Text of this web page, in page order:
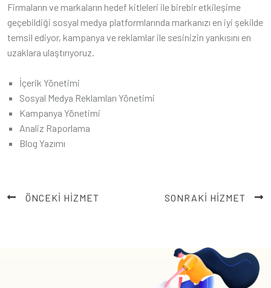
Firmaların ve markaların hedef kitleleri ile birebir etkileşime
geçebildiği sosyal medya platformlarında markanızı en iyi şekilde
temsil ediyor, kampanya ve reklamlar ile sesinizin yankısını en
uzaklara ulaştırıyoruz.
İçerik Yönetimi
Sosyal Medya Reklamları Yönetimi
Kampanya Yönetimi
Analiz Raporlama
Blog Yazımı
ÖNCEKİ HİZMET SONRAKİ HİZMET